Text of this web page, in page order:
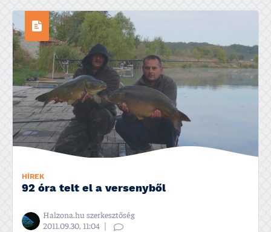
HÍREK
92 óra telt el a versenyből
Halzona.hu szerkesztőség
2011.09.30, 11:04